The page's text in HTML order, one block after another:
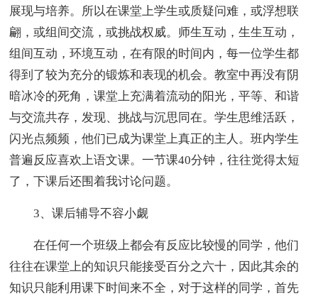
展现与培养。所以在课堂上学生或质疑问难，或浮想联
翩，或组间交流，或挑战权威。师生互动，生生互动，
组间互动，环境互动，在有限的时间内，每一位学生都
得到了较为充分的锻炼和表现的机会。教室中再没有阴
暗冰冷的死角，课堂上充满着流动的阳光，平等、和谐
与交流共存，发现、挑战与沉思同在。学生思维活跃，
闪光点频频，他们已成为课堂上真正的主人。班内学生
普遍反应喜欢上语文课。一节课40分钟，往往觉得太短
了，下课后还围着我讨论问题。
3、课后辅导不容小觑
在任何一个班级上都会有反应比较慢的同学，他们
往往在课堂上的知识只能接受百分之六十，因此其余的
知识只能利用课下时间来不全，对于这样的同学，首先